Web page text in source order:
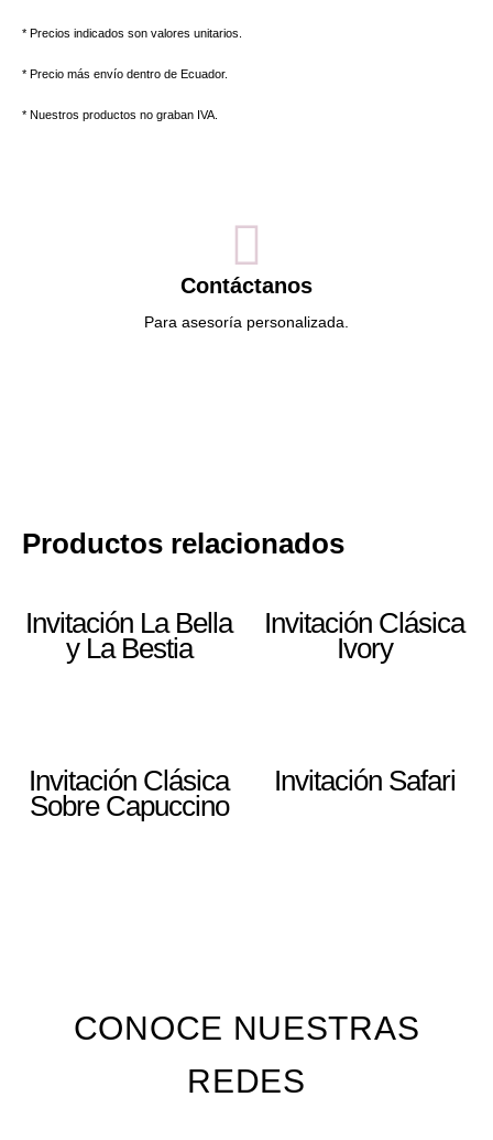
* Precios indicados son valores unitarios.
* Precio más envío dentro de Ecuador.
* Nuestros productos no graban IVA.
Contáctanos
Para asesoría personalizada.
Productos relacionados
Invitación La Bella
y La Bestia
Invitación Clásica
Ivory
Invitación Clásica
Sobre Capuccino
Invitación Safari
CONOCE NUESTRAS
REDES